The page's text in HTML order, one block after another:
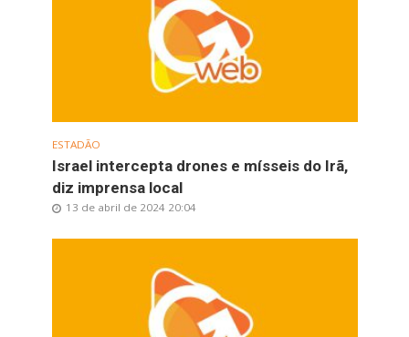
ESTADÃO
Israel intercepta drones e mísseis do Irã,
diz imprensa local
13 de abril de 2024 20:04